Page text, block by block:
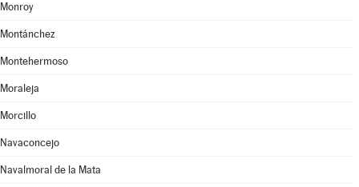
Monroy
Montánchez
Montehermoso
Moraleja
Morcillo
Navaconcejo
Navalmoral de la Mata